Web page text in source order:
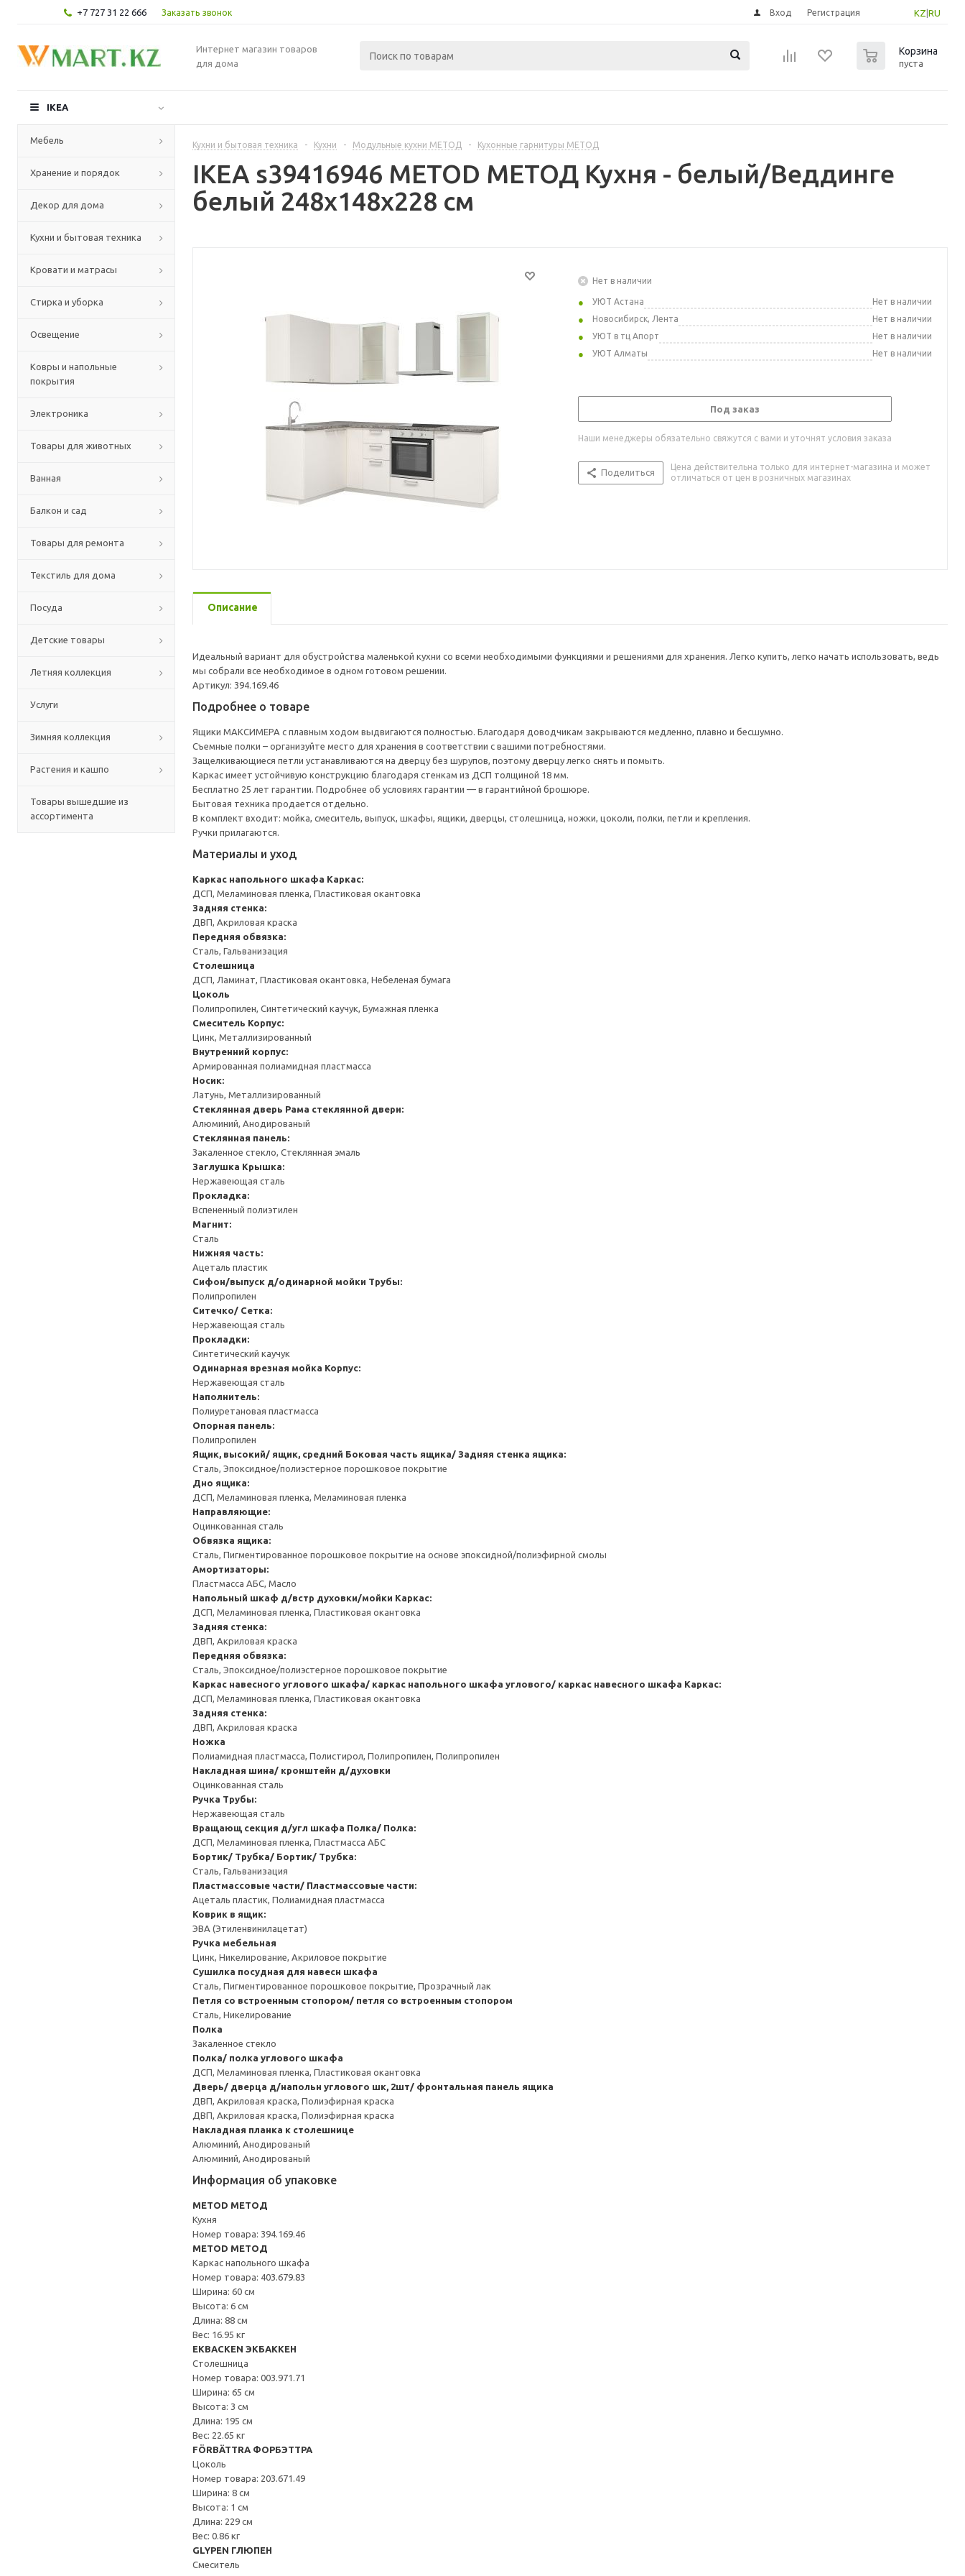
+7 727 31 22 666 Заказать звонок KZ RU
Вход Регистрация
Интернет магазин товаров
для дома
Корзина
пуста
IKEA
Мебель
Хранение и порядок
Декор для дома
Кухни и бытовая техника
Кровати и матрасы
Стирка и уборка
Освещение
Ковры и напольные
покрытия
Электроника
Товары для животных
Ванная
Балкон и сад
Товары для ремонта
Текстиль для дома
Посуда
Детские товары
Летняя коллекция
Услуги
Зимняя коллекция
Растения и кашпо
Товары вышедшие из
ассортимента
Кухни и бытовая техника - Кухни - Модульные кухни МЕТОД - Кухонные гарнитуры МЕТОД
IKEA s39416946 METOD МЕТОД Кухня - белый/Веддинге
белый 248x148x228 см
Нет в наличии
УЮТ Астана
Нет в наличии
Новосибирск, Лента
Нет в наличии
УЮТ в тц Апорт
Нет в наличии
УЮТ Алматы
Нет в наличии
Под заказ
Наши менеджеры обязательно свяжутся с вами и уточнят условия заказа
Поделиться
Цена действительна только для интернет-магазина и может
отличаться от цен в розничных магазинах
Описание
Идеальный вариант для обустройства маленькой кухни со всеми необходимыми функциями и решениями для хранения. Легко купить, легко начать использовать, ведь
мы собрали все необходимое в одном готовом решении.
Артикул: 394.169.46
Подробнее о товаре
Ящики МАКСИМЕРА с плавным ходом выдвигаются полностью. Благодаря доводчикам закрываются медленно, плавно и бесшумно.
Съемные полки – организуйте место для хранения в соответствии с вашими потребностями.
Защелкивающиеся петли устанавливаются на дверцу без шурупов, поэтому дверцу легко снять и помыть.
Каркас имеет устойчивую конструкцию благодаря стенкам из ДСП толщиной 18 мм.
Бесплатно 25 лет гарантии. Подробнее об условиях гарантии — в гарантийной брошюре.
Бытовая техника продается отдельно.
В комплект входит: мойка, смеситель, выпуск, шкафы, ящики, дверцы, столешница, ножки, цоколи, полки, петли и крепления.
Ручки прилагаются.
Материалы и уход
Каркас напольного шкафа Каркас:
ДСП, Меламиновая пленка, Пластиковая окантовка
Задняя стенка:
ДВП, Акриловая краска
Передняя обвязка:
Сталь, Гальванизация
Столешница
ДСП, Ламинат, Пластиковая окантовка, Небеленая бумага
Цоколь
Полипропилен, Синтетический каучук, Бумажная пленка
Смеситель Корпус:
Цинк, Металлизированный
Внутренний корпус:
Армированная полиамидная пластмасса
Носик:
Латунь, Металлизированный
Стеклянная дверь Рама стеклянной двери:
Алюминий, Анодированый
Стеклянная панель:
Закаленное стекло, Стеклянная эмаль
Заглушка Крышка:
Нержавеющая сталь
Прокладка:
Вспененный полиэтилен
Магнит:
Сталь
Нижняя часть:
Ацеталь пластик
Сифон/выпуск д/одинарной мойки Трубы:
Полипропилен
Ситечко/ Сетка:
Нержавеющая сталь
Прокладки:
Синтетический каучук
Одинарная врезная мойка Корпус:
Нержавеющая сталь
Наполнитель:
Полиуретановая пластмасса
Опорная панель:
Полипропилен
Ящик, высокий/ ящик, средний Боковая часть ящика/ Задняя стенка ящика:
Сталь, Эпоксидное/полиэстерное порошковое покрытие
Дно ящика:
ДСП, Меламиновая пленка, Меламиновая пленка
Направляющие:
Оцинкованная сталь
Обвязка ящика:
Сталь, Пигментированное порошковое покрытие на основе эпоксидной/полиэфирной смолы
Амортизаторы:
Пластмасса АБС, Масло
Напольный шкаф д/встр духовки/мойки Каркас:
ДСП, Меламиновая пленка, Пластиковая окантовка
Задняя стенка:
ДВП, Акриловая краска
Передняя обвязка:
Сталь, Эпоксидное/полиэстерное порошковое покрытие
Каркас навесного углового шкафа/ каркас напольного шкафа углового/ каркас навесного шкафа Каркас:
ДСП, Меламиновая пленка, Пластиковая окантовка
Задняя стенка:
ДВП, Акриловая краска
Ножка
Полиамидная пластмасса, Полистирол, Полипропилен, Полипропилен
Накладная шина/ кронштейн д/духовки
Оцинкованная сталь
Ручка Трубы:
Нержавеющая сталь
Вращающ секция д/угл шкафа Полка/ Полка:
ДСП, Меламиновая пленка, Пластмасса АБС
Бортик/ Трубка/ Бортик/ Трубка:
Сталь, Гальванизация
Пластмассовые части/ Пластмассовые части:
Ацеталь пластик, Полиамидная пластмасса
Коврик в ящик:
ЭВА (Этиленвинилацетат)
Ручка мебельная
Цинк, Никелирование, Акриловое покрытие
Сушилка посудная для навесн шкафа
Сталь, Пигментированное порошковое покрытие, Прозрачный лак
Петля со встроенным стопором/ петля со встроенным стопором
Сталь, Никелирование
Полка
Закаленное стекло
Полка/ полка углового шкафа
ДСП, Меламиновая пленка, Пластиковая окантовка
Дверь/ дверца д/напольн углового шк, 2шт/ фронтальная панель ящика
ДВП, Акриловая краска, Полиэфирная краска
ДВП, Акриловая краска, Полиэфирная краска
Накладная планка к столешнице
Алюминий, Анодированый
Алюминий, Анодированый
Информация об упаковке
METOD МЕТОД
Кухня
Номер товара: 394.169.46
METOD МЕТОД
Каркас напольного шкафа
Номер товара: 403.679.83
Ширина: 60 см
Высота: 6 см
Длина: 88 см
Вес: 16.95 кг
EKBACKEN ЭКБАККЕН
Столешница
Номер товара: 003.971.71
Ширина: 65 см
Высота: 3 см
Длина: 195 см
Вес: 22.65 кг
FÖRBÄTTRA ФОРБЭТТРА
Цоколь
Номер товара: 203.671.49
Ширина: 8 см
Высота: 1 см
Длина: 229 см
Вес: 0.86 кг
GLYPEN ГЛЮПЕН
Смеситель